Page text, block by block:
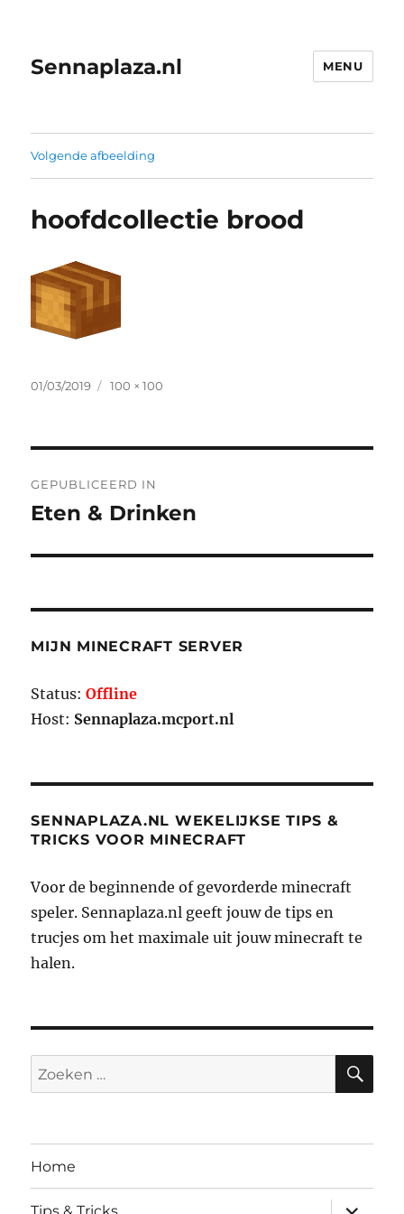
Sennaplaza.nl MENU
Volgende afbeelding
hoofdcollectie brood
Geplaatst
01/03/2019
Volledige
100 × 100
navigatie
GEPUBLICEERD IN
Eten & Drinken
MIJN MINECRAFT SERVER
Status:Offline
Host: Sennaplaza.mcport.nl
SENNAPLAZA.NL WEKELIJKSE TIPS &
TRICKS VOOR MINECRAFT
Voor de beginnende of gevorderde minecraft
speler. Sennaplaza.nl geeft jouw de tips en
trucjes om het maximale uit jouw minecraft te
halen.
Zoeken
naar:
Home
Tips & Tricks